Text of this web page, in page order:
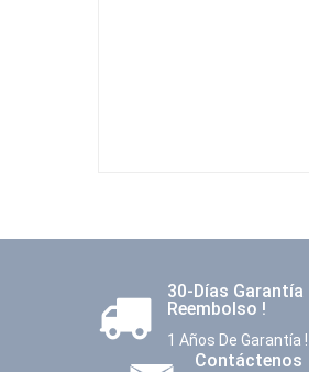
30-Días Garantía
Reembolso !
1 Años De Garantía !
Contáctenos